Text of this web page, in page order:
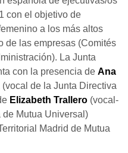
con el objetivo de
a los más altos
de las empresas (Comités
La Junta
con la presencia de Ana
de la Junta Directiva
Elizabeth Trallero (vocal-
Mutua Universal)
Madrid de Mutua